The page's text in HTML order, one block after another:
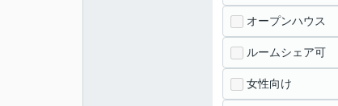
オープンハウス
ルームシェア可
女性向け